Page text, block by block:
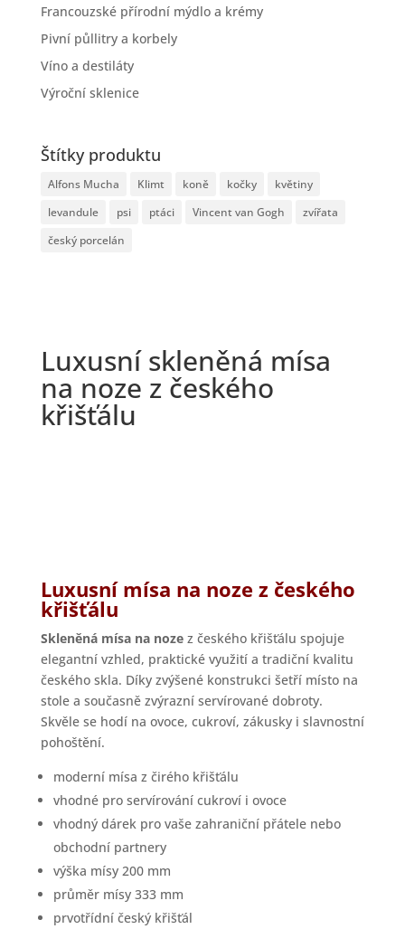
Francouzské přírodní mýdlo a krémy
Pivní půllitry a korbely
Víno a destiláty
Výroční sklenice
Štítky produktu
Alfons Mucha Klimt koně kočky
květiny
levandule
psi ptáci Vincent van Gogh
zvířata
český porcelán
Luxusní skleněná mísa
na noze z českého
křišťálu
Luxusní mísa na noze z českého
křišťálu
Skleněná mísa na nozez českého křišťálu spojuje
elegantní vzhled, praktické využití a tradiční kvalitu
českého skla. Díky zvýšené konstrukci šetří místo na
stole a současně zvýrazní servírované dobroty.
Skvěle se hodí na ovoce, cukroví, zákusky i slavnostní
pohoštění.
moderní mísa z čirého křišťálu
vhodné pro servírování cukroví i ovoce
vhodný dárek pro vaše zahraniční přátele nebo
obchodní partnery
výška mísy 200 mm
průměr mísy 333 mm
prvotřídní český křišťál